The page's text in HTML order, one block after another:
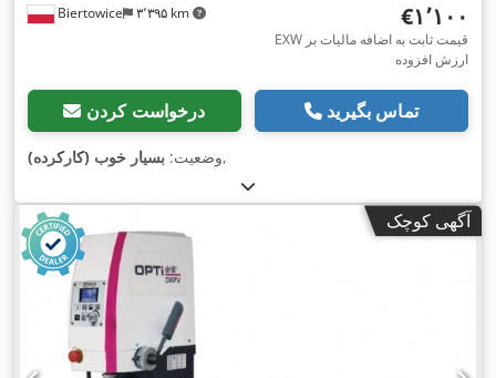
Biertowice ۳٬۳۹۵ km ‎€۱٬۱۰۰
EXW قیمت ثابت به اضافه مالیات بر
ارزش افزوده
درخواست کردن تماس بگیرید
وضعیت: بسیار خوب (کارکرده) ,
آگهی کوچک